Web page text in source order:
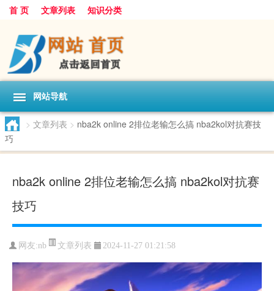
首 页 文章列表 知识分类
网站导航
> 文章列表 > nba2k online 2排位老输怎么搞 nba2kol对抗赛技
巧
nba2k online 2排位老输怎么搞 nba2kol对抗赛
技巧
网友:nb 文章列表 2024-11-27 01:21:58